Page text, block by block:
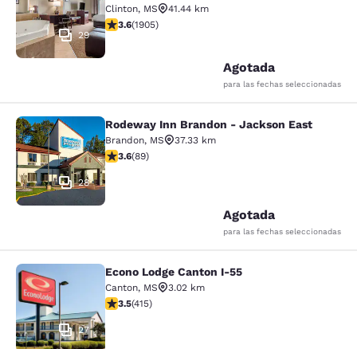
29
Clinton, MS
41.44 km
Calificación de 3.58 estrellas. Bueno. 1905 reseñas
3.6(1905)
Agotada
para las fechas seleccionadas
Rodeway Inn Brandon - Jackson
28
Rodeway Inn Brandon - Jackson East
Brandon, MS
37.33 km
Calificación de 3.56 estrellas. Bueno. 89 reseñas
3.6(89)
Agotada
para las fechas seleccionadas
Econo Lodge Canton I-55
27
Econo Lodge Canton I-55
Canton, MS
3.02 km
Calificación de 3.45 estrellas. Bueno. 415 reseñas
3.5(415)